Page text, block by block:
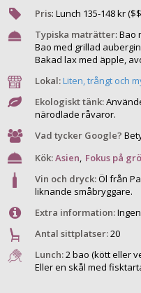
Pris: Lunch 135-148kr
Typiska maträtter: Bao
Bao med grillad
Bakad lax med äpple,
Lokal:Liten, trångt och
Ekologiskt tänk:
närodlade råvaror.
Vad tycker Google?
Kök:Asien, Fokus på
Vin och dryck:Öl från
liknande småbryggare.
Extra information:
Antal sittplatser:20
Lunch:2 bao (kött eller
Eller en skål med